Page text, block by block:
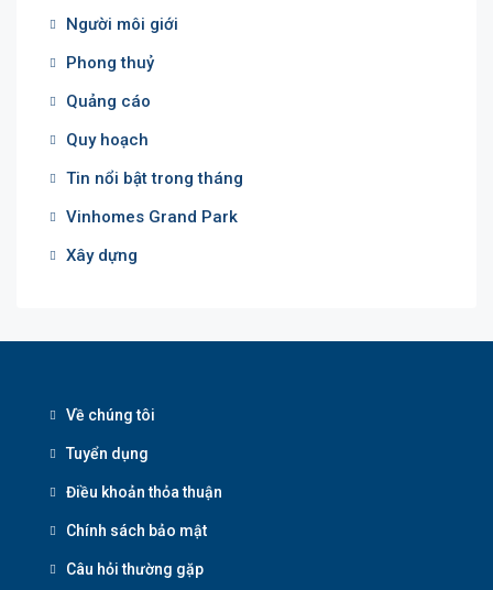
Người môi giới
Phong thuỷ
Quảng cáo
Quy hoạch
Tin nổi bật trong tháng
Vinhomes Grand Park
Xây dựng
Về chúng tôi
Tuyển dụng
Điều khoản thỏa thuận
Chính sách bảo mật
Câu hỏi thường gặp